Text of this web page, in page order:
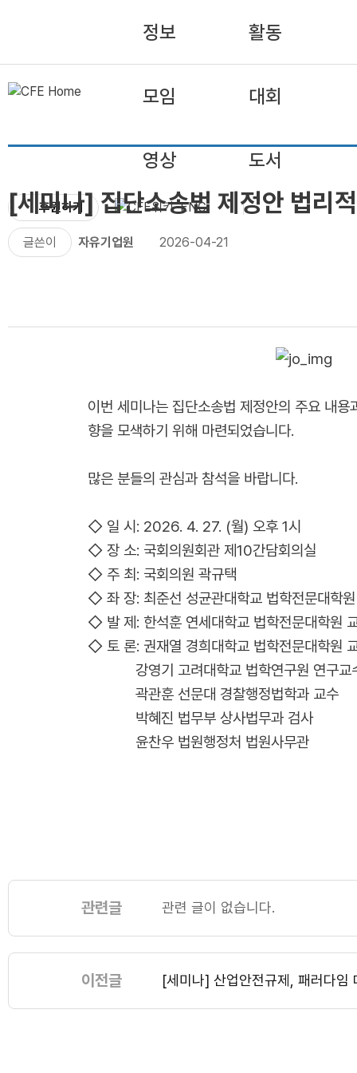
정보 활동
모임 대회
영상 도서
후원하기 ENG
[세미나] 집단소송법 제정안 법리
글쓴이 자유기업원 2026-04-21
이번 세미나는 집단소송법 제정안의 주요 내
향을 모색하기 위해 마련되었습니다.
많은 분들의 관심과 참석을 바랍니다.
◇ 일 시: 2026. 4. 27. (월) 오후 1시
◇ 장 소: 국회의원회관 제10간담회의실
◇ 주 최: 국회의원 곽규택
◇ 좌 장: 최준선 성균관대학교 법학전문대학
◇ 발 제: 한석훈 연세대학교 법학전문대학원
◇ 토 론: 권재열 경희대학교 법학전문대학원
강영기 고려대학교 법학연구원 연구교
곽관훈 선문대 경찰행정법학과 교수
박혜진 법무부 상사법무과 검사
윤찬우 법원행정처 법원사무관
관련글 관련 글이 없습니다.
이전글 [세미나] 산업안전규제, 패러다임